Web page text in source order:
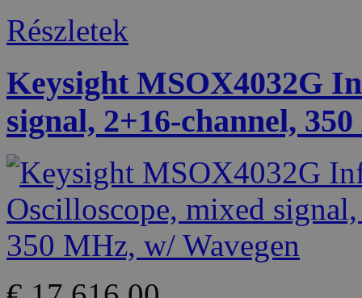
Részletek
Keysight MSOX4032G
signal, 2+16-channel,